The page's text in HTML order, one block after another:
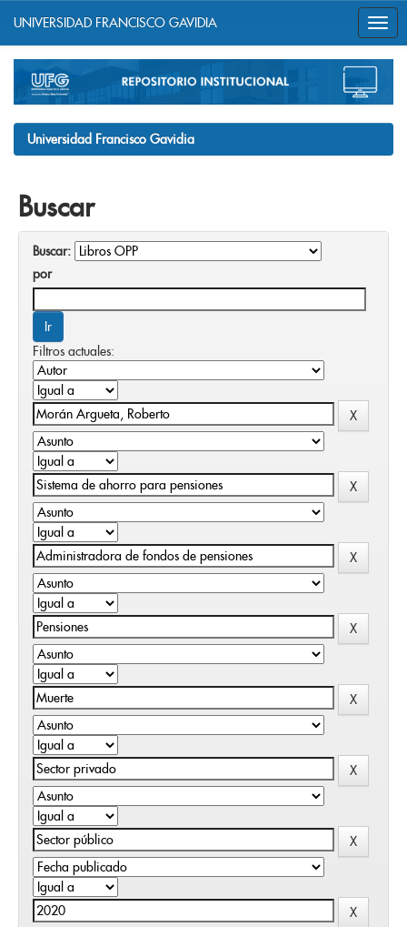
navigation
UNIVERSIDAD FRANCISCO GAVIDIA
Universidad Francisco Gavidia
Buscar
Buscar:
por
Filtros actuales: